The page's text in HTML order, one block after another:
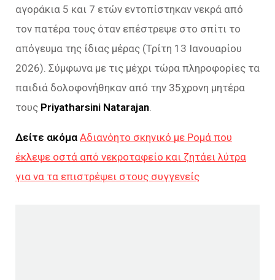
αγοράκια 5 και 7 ετών εντοπίστηκαν νεκρά από
τον πατέρα τους όταν επέστρεψε στο σπίτι το
απόγευμα της ίδιας μέρας (Τρίτη 13 Ιανουαρίου
2026). Σύμφωνα με τις μέχρι τώρα πληροφορίες τα
παιδιά δολοφονήθηκαν από την 35χρονη μητέρα
τους Priyatharsini Natarajan
Δείτε ακόμα Αδιανόητο σκηνικό με Ρομά που
έκλεψε οστά από νεκροταφείο και ζητάει λύτρα
για να τα επιστρέψει στους συγγενείς